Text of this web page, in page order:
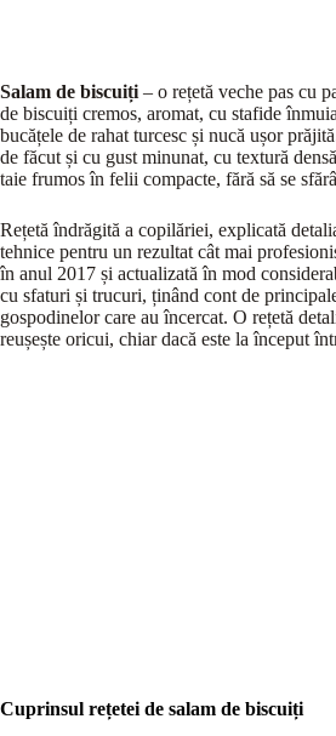
Salam de biscuiți – o rețetă veche pas cu
de biscuiți cremos, aromat, cu stafide
bucățele de rahat turcesc și nucă ușor
de făcut și cu gust minunat, cu textură
taie frumos în felii compacte, fără să se
Rețetă îndrăgită a copilăriei, explicată
tehnice pentru un rezultat cât mai
în anul 2017 și actualizată în mod
cu sfaturi și trucuri, ținând cont de
gospodinelor care au încercat. O rețetă
reușește oricui, chiar dacă este la început
Cuprinsul rețetei de salam de biscuiți